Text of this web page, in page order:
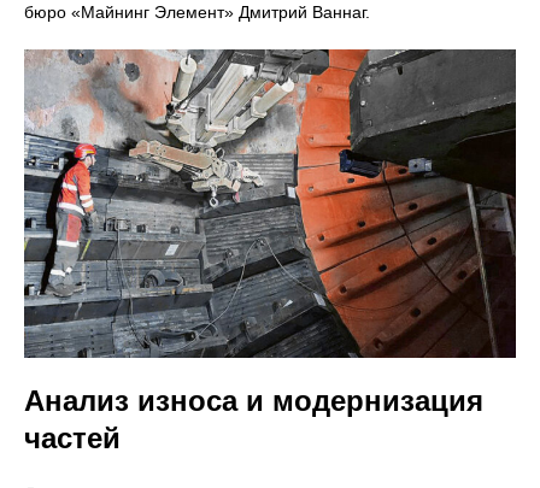
бюро «Майнинг Элемент» Дмитрий Ваннаг.
Анализ износа и модернизация
частей